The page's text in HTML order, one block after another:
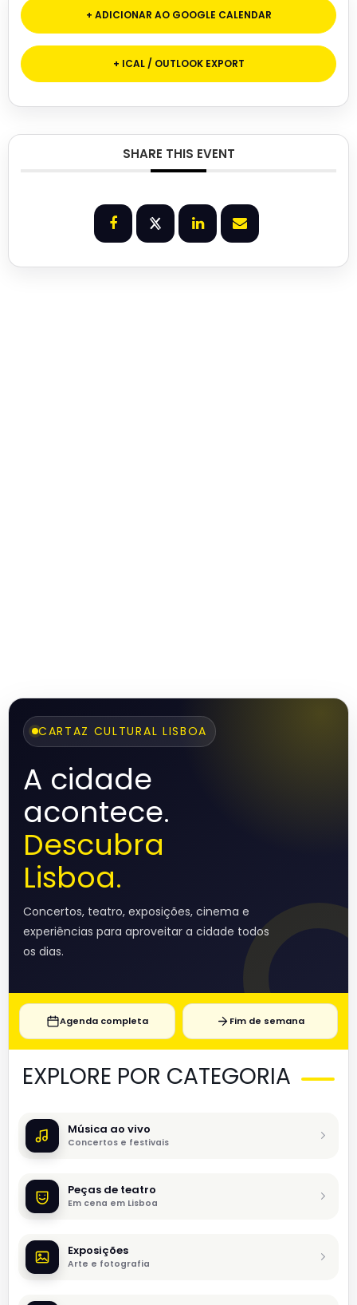
+ ADICIONAR AO GOOGLE CALENDAR
+ ICAL / OUTLOOK EXPORT
SHARE THIS EVENT
CARTAZ CULTURAL LISBOA
A cidade
acontece.
Descubra
Lisboa.
Concertos, teatro, exposições, cinema e
experiências para aproveitar a cidade todos
os dias.
Agenda completa Fim de semana
EXPLORE POR CATEGORIA
Música ao vivo
Concertos e festivais
Peças de teatro
Em cena em Lisboa
Exposições
Arte e fotografia